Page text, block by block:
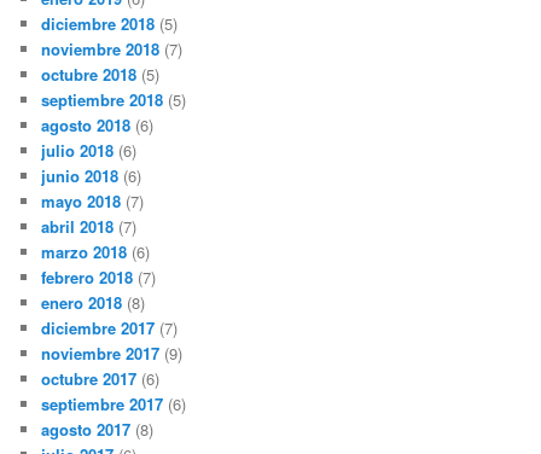
diciembre 2018 (5)
noviembre 2018 (7)
octubre 2018 (5)
septiembre 2018 (5)
agosto 2018 (6)
julio 2018 (6)
junio 2018 (6)
mayo 2018 (7)
abril 2018 (7)
marzo 2018 (6)
febrero 2018 (7)
enero 2018 (8)
diciembre 2017 (7)
noviembre 2017 (9)
octubre 2017 (6)
septiembre 2017 (6)
agosto 2017 (8)